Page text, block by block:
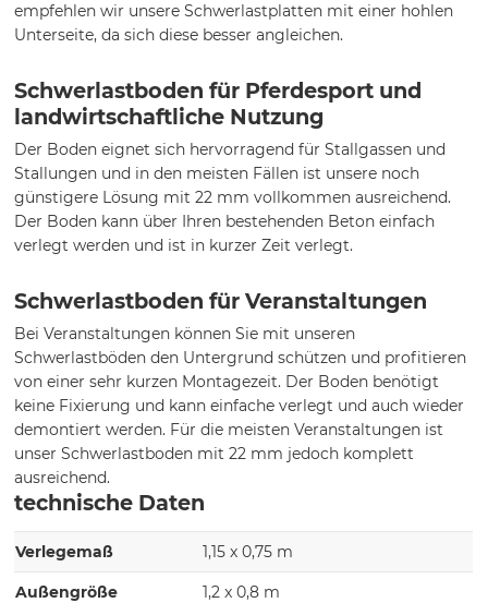
empfehlen wir unsere Schwerlastplatten mit einer hohlen
Unterseite, da sich diese besser angleichen.
Schwerlastboden für Pferdesport und
landwirtschaftliche Nutzung
Der Boden eignet sich hervorragend für Stallgassen und
Stallungen und in den meisten Fällen ist unsere noch
günstigere Lösung mit 22 mm vollkommen ausreichend.
Der Boden kann über Ihren bestehenden Beton einfach
verlegt werden und ist in kurzer Zeit verlegt.
Schwerlastboden für Veranstaltungen
Bei Veranstaltungen können Sie mit unseren
Schwerlastböden den Untergrund schützen und profitieren
von einer sehr kurzen Montagezeit. Der Boden benötigt
keine Fixierung und kann einfache verlegt und auch wieder
demontiert werden. Für die meisten Veranstaltungen ist
unser Schwerlastboden mit 22 mm jedoch komplett
ausreichend.
technische Daten
Verlegemaß 1,15 x 0,75 m
Außengröße 1,2 x 0,8 m